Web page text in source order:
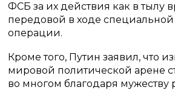
ФСБ за их действия как в тылу
передовой в ходе
операции.
Кроме того, Путин заявил, что
мировой политической арене
во многом благодаря мужеству